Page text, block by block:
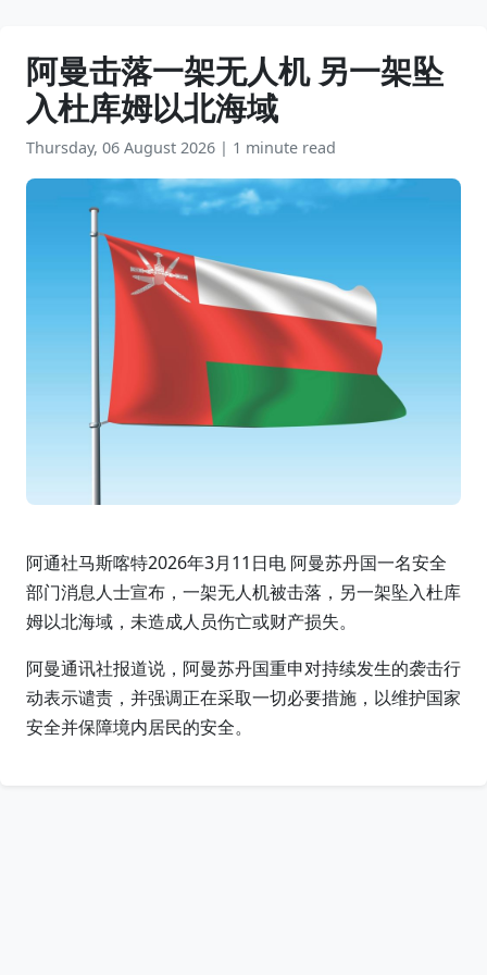
阿曼击落一架无人机 另一架坠
入杜库姆以北海域
Thursday, 06 August 2026 | 1 minute read
阿通社马斯喀特2026年3月11日电 阿曼苏丹国一名安全
部门消息人士宣布，一架无人机被击落，另一架坠入杜库
姆以北海域，未造成人员伤亡或财产损失。
阿曼通讯社报道说，阿曼苏丹国重申对持续发生的袭击行
动表示谴责，并强调正在采取一切必要措施，以维护国家
安全并保障境内居民的安全。